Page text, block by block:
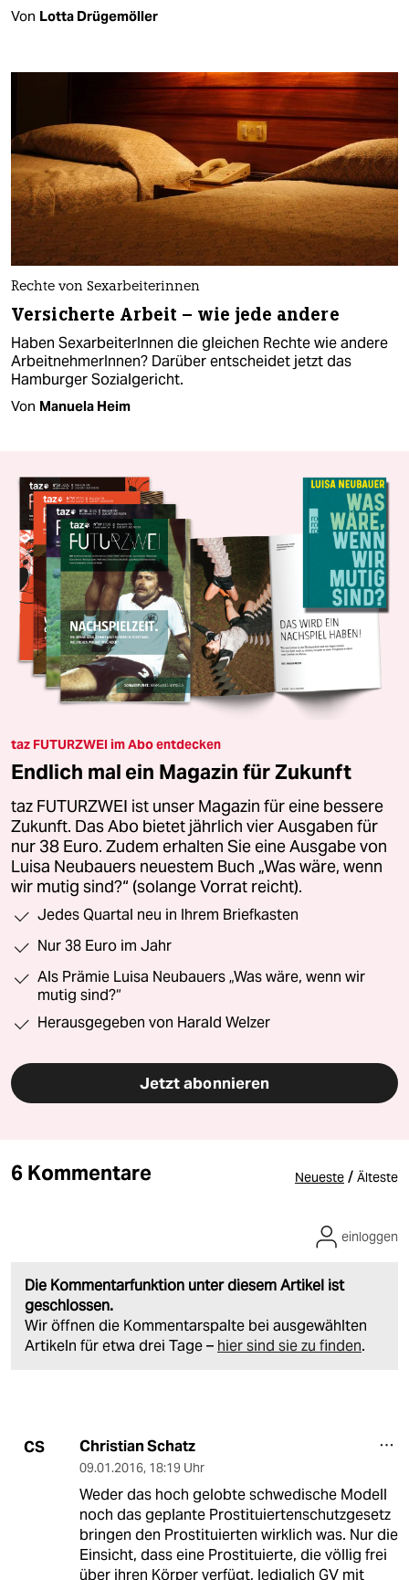
Von Lotta Drügemöller
Rechte von Sexarbeiterinnen
Versicherte Arbeit – wie jede andere
Haben SexarbeiterInnen die gleichen Rechte wie andere
ArbeitnehmerInnen? Darüber entscheidet jetzt das
Hamburger Sozialgericht.
Von Manuela Heim
taz FUTURZWEI im Abo entdecken
Endlich mal ein Magazin für Zukunft
taz FUTURZWEI ist unser Magazin für eine bessere
Zukunft. Das Abo bietet jährlich vier Ausgaben für
nur 38 Euro. Zudem erhalten Sie eine Ausgabe von
Luisa Neubauers neuestem Buch „Was wäre, wenn
wir mutig sind?“ (solange Vorrat reicht).
Jedes Quartal neu in Ihrem Briefkasten
Nur 38 Euro im Jahr
Als Prämie Luisa Neubauers „Was wäre, wenn wir
mutig sind?“
Herausgegeben von Harald Welzer
Jetzt abonnieren
6 Kommentare Neueste / Älteste
Die Kommentarfunktion unter diesem Artikel ist
geschlossen.
Wir öffnen die Kommentarspalte bei ausgewählten
Artikeln für etwa drei Tage – hier sind sie zu finden.
einloggen
CS Christian Schatz
09.01.2016, 18:19 Uhr
Weder das hoch gelobte schwedische Modell
noch das geplante Prostituiertenschutzgesetz
bringen den Prostituierten wirklich was. Nur die
Einsicht, dass eine Prostituierte, die völlig frei
über ihren Körper verfügt, lediglich GV mit